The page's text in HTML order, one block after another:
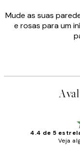
Mude as suas
e rosas para um
4.4 de 5
Veja